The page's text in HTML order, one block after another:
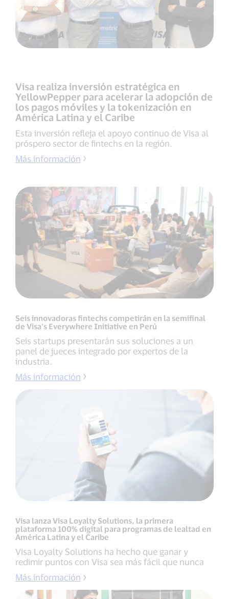
Visa realiza inversión estratégica en
YellowPepper para acelerar la adopción de
los pagos móviles y la tokenización en
América Latina y el Caribe
Esta inversión refleja el apoyo continuo de Visa al
próspero sector de fintechs en la región.
Más información
Seis innovadoras fintechs competirán en la semifinal
de Visa’s Everywhere Initiative en Perú
Seis startups presentarán sus soluciones a un
panel de jueces integrado por expertos de la
industria.
Más información
Visa lanza Visa Loyalty Solutions, la primera
plataforma 100% digital para programas de lealtad en
América Latina y el Caribe
Visa Loyalty Solutions ha hecho que ganar y
redimir puntos con Visa sea más fácil que nunca
Más información